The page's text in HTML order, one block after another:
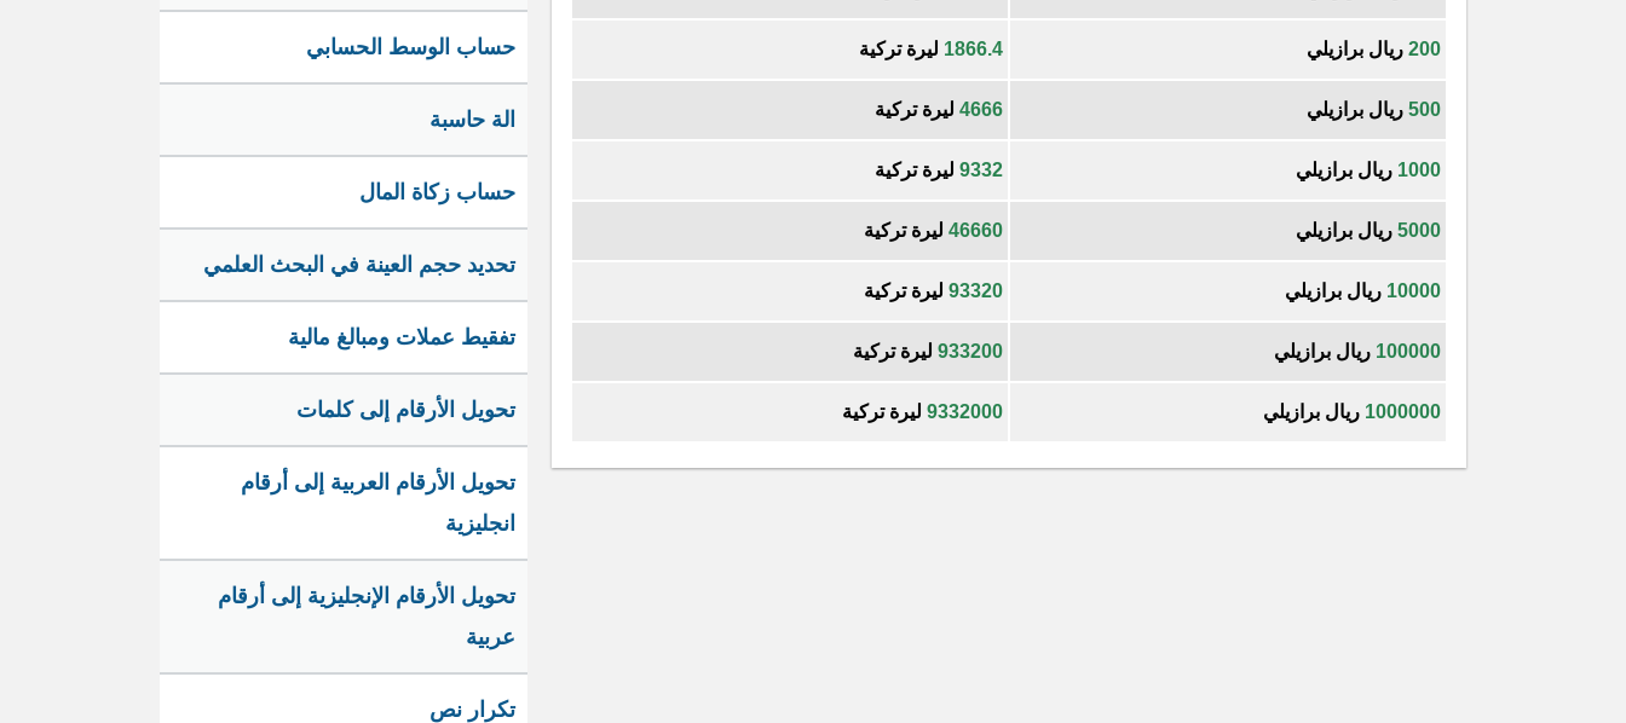
200 ريال برازيلي 1866.4 ليرة تركية
500 ريال برازيلي 4666 ليرة تركية
1000 ريال برازيلي 9332 ليرة تركية
5000 ريال برازيلي 46660 ليرة تركية
10000 ريال برازيلي 93320 ليرة تركية
100000 ريال برازيلي 933200 ليرة تركية
1000000 ريال برازيلي 9332000 ليرة تركية
حساب الوسط الحسابي
الة حاسبة
حساب زكاة المال
تحديد حجم العينة في البحث العلمي
تفقيط عملات ومبالغ مالية
تحويل الأرقام إلى كلمات
تحويل الأرقام العربية إلى أرقام
انجليزية
تحويل الأرقام الإنجليزية إلى أرقام
عربية
تكرار نص